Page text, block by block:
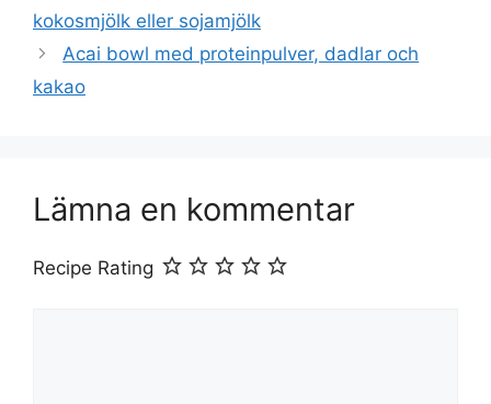
kokosmjölk eller sojamjölk
Acai bowl med proteinpulver, dadlar och
kakao
Lämna en kommentar
Recipe Rating